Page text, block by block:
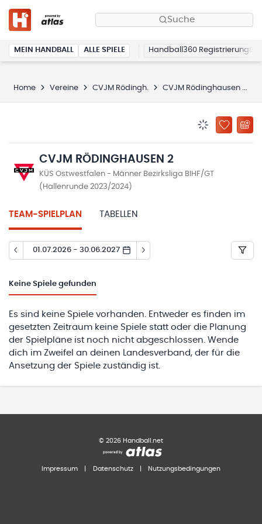
Suche
MEIN HANDBALL ALLE SPIELE Handball360 Registrierung
Home Vereine CVJM Rödingh. CVJM Rödinghausen 2
ZU
CVJM RÖDINGHAUSEN 2
KÜS Ostwestfalen - Männer Bezirksliga BIHF/GT
(Hallenrunde 2023/2024)
TEAM-SPIELPLAN TABELLEN
01.07.2026 - 30.06.2027
Keine Spiele gefunden
Es sind keine Spiele vorhanden. Entweder es finden im
gesetzten Zeitraum keine Spiele statt oder die Planung
der Spielpläne ist noch nicht abgeschlossen. Wende
dich im Zweifel an deinen Landesverband, der für die
Ansetzung der Spiele zuständig ist.
© 2026 Handball.net
Impressum Datenschutz Nutzungsbedingungen